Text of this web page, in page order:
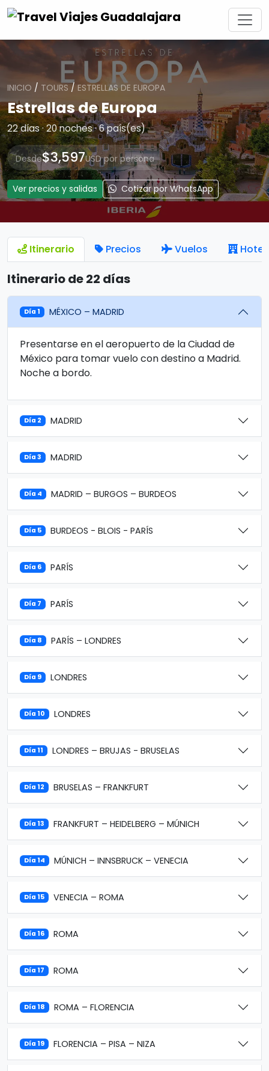
INICIO / TOURS / ESTRELLAS DE EUROPA
Estrellas de Europa
22 días · 20 noches · 6 país(es)
Desde$3,597USD por persona
Ver precios y salidas Cotizar por WhatsApp
Itinerario Precios Vuelos
Itinerario de 22 días
Día 1 MÉXICO – MADRID
Presentarse en el aeropuerto de la Ciudad de
México para tomar vuelo con destino a Madrid.
Noche a bordo.
Día 2 MADRID
Día 3 MADRID
Día 4 MADRID – BURGOS – BURDEOS
Día 5 BURDEOS - BLOIS - PARÍS
Día 6 PARÍS
Día 7 PARÍS
Día 8 PARÍS – LONDRES
Día 9 LONDRES
Día 10 LONDRES
Día 11 LONDRES – BRUJAS - BRUSELAS
Día 12 BRUSELAS – FRANKFURT
Día 13 FRANKFURT – HEIDELBERG – MÚNICH
Día 14 MÚNICH – INNSBRUCK – VENECIA
Día 15 VENECIA – ROMA
Día 16 ROMA
Día 17 ROMA
Día 18 ROMA – FLORENCIA
Día 19 FLORENCIA – PISA – NIZA